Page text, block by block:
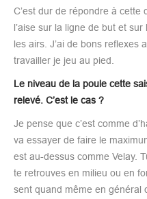
C’est dur de répondre à cette
l’aise sur la ligne de but et
les airs. J’ai de bons reflexes
travailler je jeu au pied.
Le niveau de la poule cette
relevé. C’est le cas ?
Je pense que c’est comme
va essayer de faire le
est au-dessus comme Velay.
te retrouves en milieu ou en
sent quand même en général